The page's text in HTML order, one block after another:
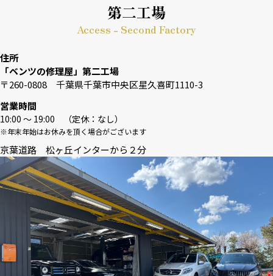
第二工場
Access - Second Factory
住所
「ベンツの修理屋」第二工場
〒260-0808 千葉県千葉市中央区星久喜町1110-3
営業時間
10:00 〜 19:00 （定休：なし）
※年末年始はお休みを頂く場合がございます
京葉道路 松ヶ丘インターから２分